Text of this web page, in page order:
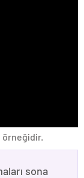
örneğidir.
sona